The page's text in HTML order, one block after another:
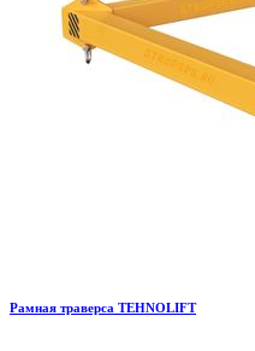
Рамная траверса TEHNOLIFT